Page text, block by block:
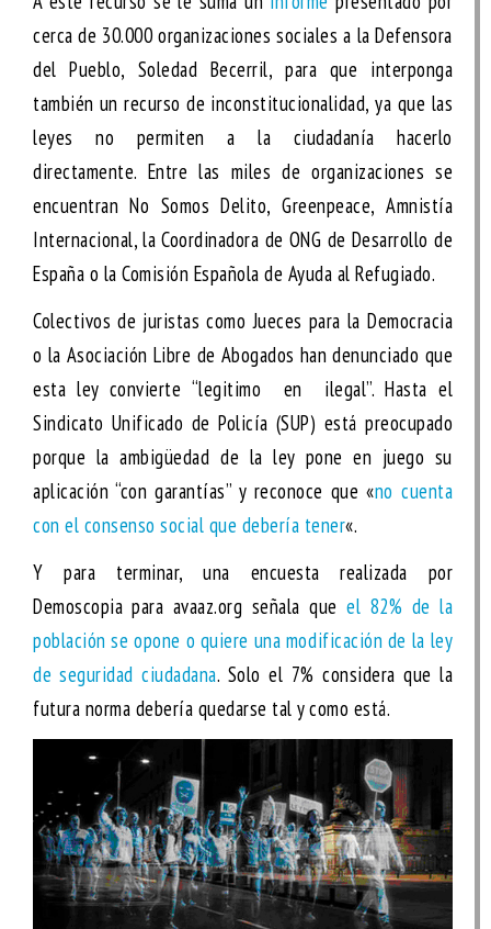
cerca de 30.000 organizaciones sociales a la Defensora
del Pueblo, Soledad Becerril, para que interponga
también un recurso de inconstitucionalidad, ya que las
leyes no permiten a la ciudadanía hacerlo
directamente. Entre las miles de organizaciones se
encuentran No Somos Delito, Greenpeace, Amnistía
Internacional, la Coordinadora de ONG de Desarrollo de
España o la Comisión Española de Ayuda al Refugiado.
Colectivos de juristas como Jueces para la Democracia
o la Asociación Libre de Abogados han denunciado que
esta ley convierte “legitimo en ilegal”. Hasta el
Sindicato Unificado de Policía (SUP) está preocupado
porque la ambigüedad de la ley pone en juego su
aplicación “con garantías” y reconoce que «no cuenta
con el consenso social que debería tener«.
Y para terminar, una encuesta realizada por
Demoscopia para avaaz.org señala queel 82% de la
población se opone o quiere una modificación de la ley
de seguridad ciudadana. Solo el 7% considera que la
futura norma debería quedarse tal y como está.